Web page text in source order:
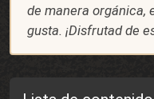
de manera orgánica,
gusta. ¡Disfrutad de